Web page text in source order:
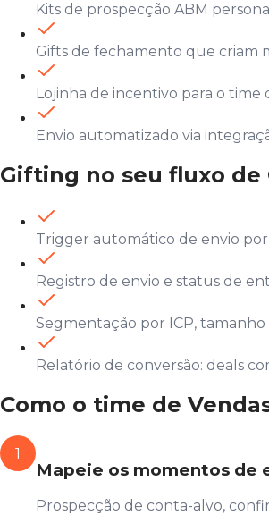
Kits de prospecção ABM
Gifts de fechamento que criam
Lojinha de incentivo para o
Envio automatizado via
Gifting no seu fluxo de
Trigger automático de envio
Registro de envio e status de
Segmentação por ICP,
Relatório de conversão: deals
Como o time de
1
Mapeie os momentos de
Prospecção de conta-alvo,